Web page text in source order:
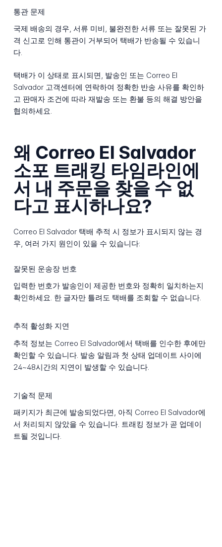
통관 문제
국제 배송의 경우, 서류 미비, 불완전한 서류 또는 잘못된 가
격 신고로 인해 통관이 거부되어 택배가 반송될 수 있습니
다.
택배가 이 상태로 표시되면, 발송인 또는 Correo El
Salvador 고객센터에 연락하여 정확한 반송 사유를 확인하
고 판매자 조건에 따라 재발송 또는 환불 등의 해결 방안을
협의하세요.
왜 Correo El Salvador
소포 트래킹 타임라인에
서 내 주문을 찾을 수 없
다고 표시하나요?
Correo El Salvador 택배 추적 시 정보가 표시되지 않는 경
우, 여러 가지 원인이 있을 수 있습니다:
잘못된 운송장 번호
입력한 번호가 발송인이 제공한 번호와 정확히 일치하는지
확인하세요. 한 글자만 틀려도 택배를 조회할 수 없습니다.
추적 활성화 지연
추적 정보는 Correo El Salvador에서 택배를 인수한 후에만
확인할 수 있습니다. 발송 알림과 첫 상태 업데이트 사이에
24~48시간의 지연이 발생할 수 있습니다.
기술적 문제
패키지가 최근에 발송되었다면, 아직 Correo El Salvador에
서 처리되지 않았을 수 있습니다. 트래킹 정보가 곧 업데이
트될 것입니다.